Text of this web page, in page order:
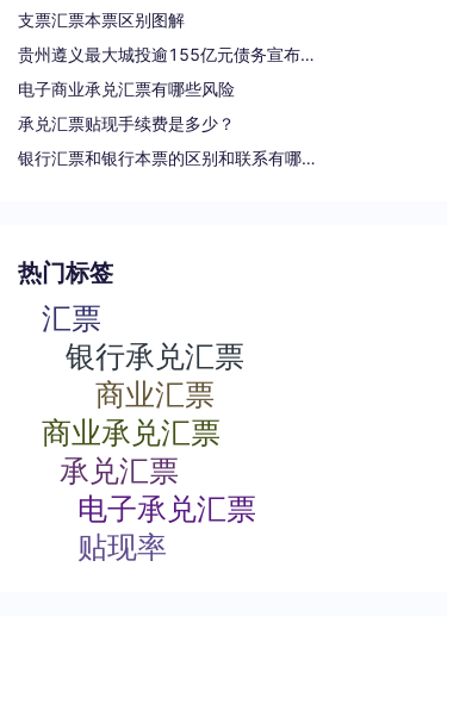
支票汇票本票区别图解
贵州遵义最大城投逾155亿元债务宣布重组
电子商业承兑汇票有哪些风险
承兑汇票贴现手续费是多少？
银行汇票和银行本票的区别和联系有哪些（一文读懂支票、本票和汇票的区别）
热门标签
汇票
银行承兑汇票
商业汇票
商业承兑汇票
承兑汇票
电子承兑汇票
贴现率